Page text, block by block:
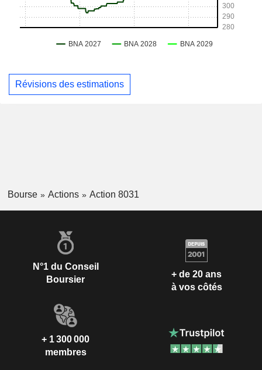
Révisions des estimations
Bourse Actions Action 8031
N°1 du Conseil
Boursier
+ de 20 ans
à vos côtés
+ 1 300 000
membres